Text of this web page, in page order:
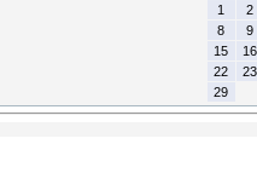
1
2
8
9
15
16
22
23
29